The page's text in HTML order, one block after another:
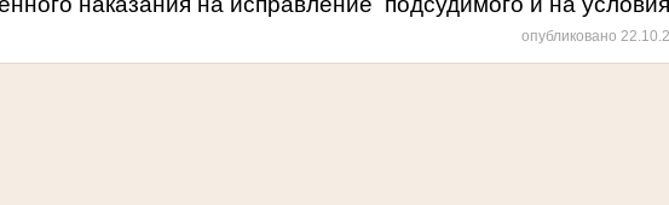
опубликовано